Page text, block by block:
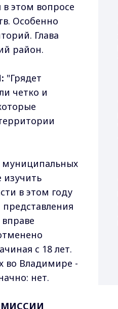
этом вопросе
Особенно
Глава
район.
"Грядет
четко и
муниципальных
изучить
в этом году
с 18 лет.
во Владимире -
нет.